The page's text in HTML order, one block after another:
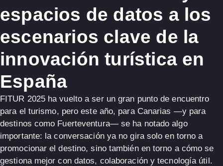
espacios de datos a los
escenarios clave de la
innovación turística en
España
FITUR 2025 ha vuelto a ser un gran punto de encuentro
para el turismo, pero este año, para Canarias —y para
destinos como Fuerteventura— se ha notado algo
importante: la conversación ya no gira solo en torno a
promocionar el destino, sino también en torno a cómo se
gestiona mejor con datos, colaboración y tecnología útil.